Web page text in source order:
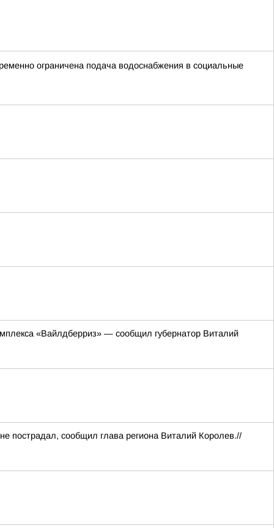
ограничена подача водоснабжения в социальные
«Вайлдберриз» — сообщил губернатор Виталий
пострадал, сообщил глава региона Виталий Королев.//